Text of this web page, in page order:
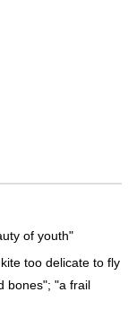
of youth"
too delicate to fly
bones"; "a frail